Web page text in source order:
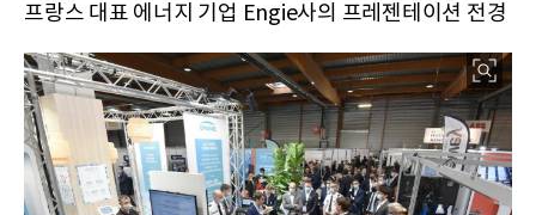
프랑스 대표 에너지 기업 Engie사의 프레젠테이션 전경